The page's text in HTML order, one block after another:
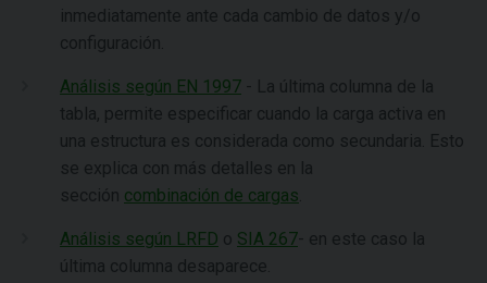
inmediatamente ante cada cambio de datos y/o
configuración.
Análisis según EN 1997 - La última columna de la
tabla, permite especificar cuando la carga activa en
una estructura es considerada como secundaria. Esto
se explica con más detalles en la
sección combinación de cargas
Análisis según LRFD o SIA 267- en este caso la
última columna desaparece.